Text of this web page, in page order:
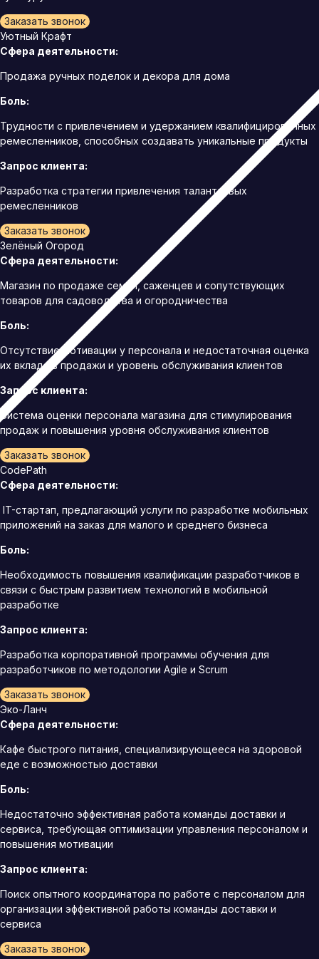
Заказать звонок
Уютный Крафт
Сфера деятельности:
Продажа ручных поделок и декора для дома
Боль:
Трудности с привлечением и удержанием квалифицированных
ремесленников, способных создавать уникальные продукты
Запрос клиента:
Разработка стратегии привлечения талантливых
ремесленников
Заказать звонок
Зелёный Огород
Сфера деятельности:
Магазин по продаже семян, саженцев и сопутствующих
товаров для садоводства и огородничества
Боль:
Отсутствие мотивации у персонала и недостаточная оценка
их вклада в продажи и уровень обслуживания клиентов
Запрос клиента:
Система оценки персонала магазина для стимулирования
продаж и повышения уровня обслуживания клиентов
Заказать звонок
CodePath
Сфера деятельности:
IT-стартап, предлагающий услуги по разработке мобильных
приложений на заказ для малого и среднего бизнеса
Боль:
Необходимость повышения квалификации разработчиков в
связи с быстрым развитием технологий в мобильной
разработке
Запрос клиента:
Разработка корпоративной программы обучения для
разработчиков по методологии Agile и Scrum
Заказать звонок
Эко-Ланч
Сфера деятельности:
Кафе быстрого питания, специализирующееся на здоровой
еде с возможностью доставки
Боль:
Недостаточно эффективная работа команды доставки и
сервиса, требующая оптимизации управления персоналом и
повышения мотивации
Запрос клиента:
Поиск опытного координатора по работе с персоналом для
организации эффективной работы команды доставки и
сервиса
Заказать звонок